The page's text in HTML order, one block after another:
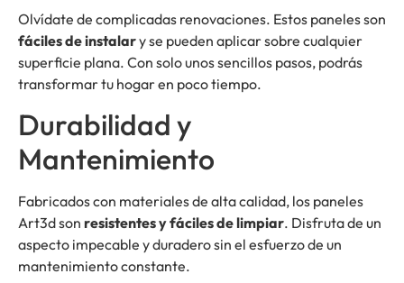
Olvídate de complicadas renovaciones. Estos paneles son
fáciles de instalary se pueden aplicar sobre cualquier
superficie plana. Con solo unos sencillos pasos, podrás
transformar tu hogar en poco tiempo.
Durabilidad y
Mantenimiento
Fabricados con materiales de alta calidad, los paneles
Art3d son resistentes y fáciles de limpiar. Disfruta de un
aspecto impecable y duradero sin el esfuerzo de un
mantenimiento constante.